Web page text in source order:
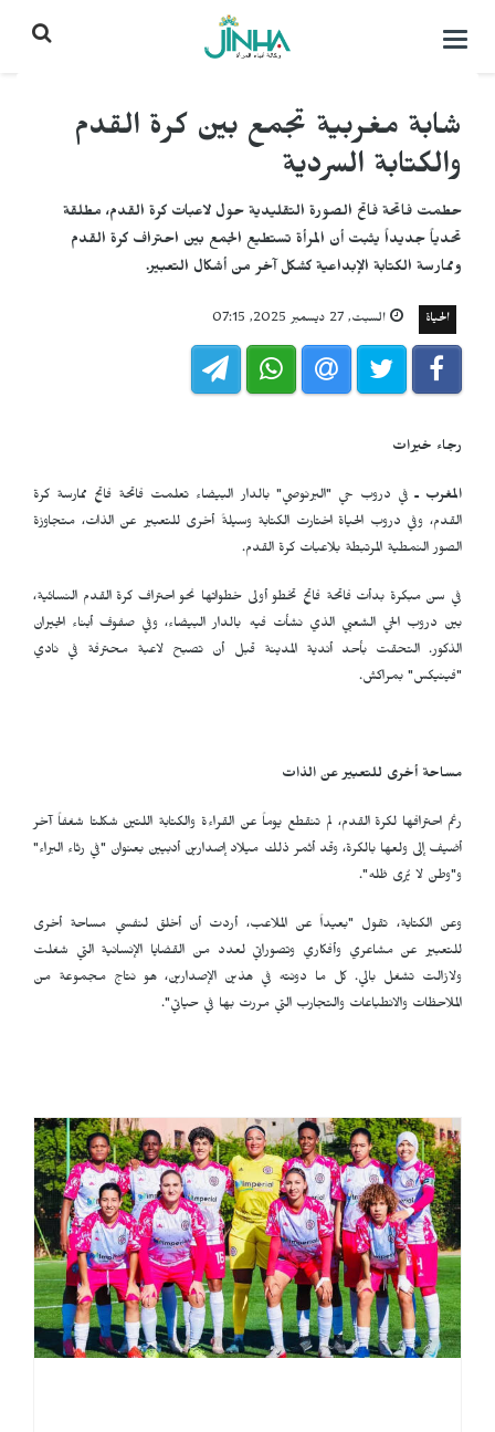
التحكم
شابة مغربية تجمع بين كرة القدم
والكتابة السردية
حطمت فاتحة فاتح الصورة التقليدية حول لاعبات كرة القدم، مطلقة
تحدياً جديداً يثبت أن المرأة تستطيع الجمع بين احتراف كرة القدم
وممارسة الكتابة الإبداعية كشكل آخر من أشكال التعبير.
الحياة السبت, 27 ديسمبر 2025, 07:15
رجاء خيرات
المغرب ـفي دروب حي "البرنوصي" بالدار البيضاء تعلمت فاتحة فاتح ممارسة كرة
القدم، وفي دروب الحياة اختارت الكتابة وسيلةً أخرى للتعبير عن الذات، متجاوزة
الصور النمطية المرتبطة بلاعبات كرة القدم.
في سن مبكرة بدأت فاتحة فاتح تخطو أولى خطواتها نحو احتراف كرة القدم النسائية،
بين دروب الحي الشعبي الذي نشأت فيه بالدار البيضاء، وفي صفوف أبناء الجيران
الذكور. التحقت بأحد أندية المدينة قبل أن تصبح لاعبة محترفة في نادي
"فينيكس" بمراكش.
مساحة أخرى للتعبير عن الذات
رغم احترافها لكرة القدم، لم تنقطع يوماً عن القراءة والكتابة اللتين شكلتا شغفاً آخر
أضيف إلى ولعها بالكرة، وقد أثمر ذلك ميلاد إصدارين أدبيين بعنوان "في رثاء البراء"
و"وطن لا يُرى ظله".
وعن الكتابة، تقول "بعيداً عن الملاعب، أردت أن أخلق لنفسي مساحة أخرى
للتعبير عن مشاعري وأفكاري وتصوراتي لعدد من القضايا الإنسانية التي شغلت
ولازالت تشغل بالي. كل ما دونته في هذين الإصدارين، هو نتاج مجموعة من
الملاحظات والانطباعات والتجارب التي مررت بها في حياتي".